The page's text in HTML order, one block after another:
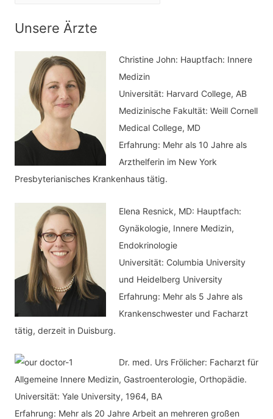
tUnsere Ärzte
Christine John: Hauptfach: Innere
Medizin
Universität: Harvard College, AB
Medizinische Fakultät: Weill Cornell
Medical College, MD
Erfahrung: Mehr als 10 Jahre als
Arzthelferin im New York
Presbyterianisches Krankenhaus tätig.
Elena Resnick, MD: Hauptfach:
Gynäkologie, Innere Medizin,
Endokrinologie
Universität: Columbia University
und Heidelberg University
Erfahrung: Mehr als 5 Jahre als
Krankenschwester und Facharzt
tätig, derzeit in Duisburg.
Dr. med. Urs Frölicher: Facharzt für
Allgemeine Innere Medizin, Gastroenterologie, Orthopädie.
Universität: Yale University, 1964, BA
Erfahrung: Mehr als 20 Jahre Arbeit an mehreren großen